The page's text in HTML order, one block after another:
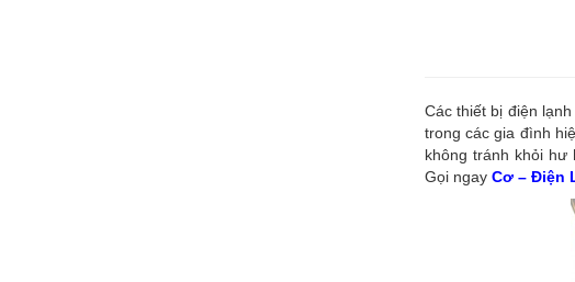
Các thiết bị điện
trong các gia đình
không tránh khỏi hư
Gọi ngay Cơ – Điện